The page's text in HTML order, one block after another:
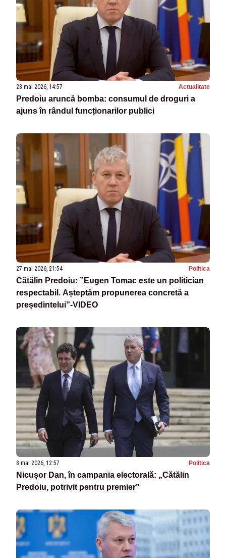
28 mai 2026, 14:57 Actualitate
Predoiu aruncă bomba: consumul de droguri a
ajuns în rândul funcționarilor publici
27 mai 2026, 21:54 Politica
Cătălin Predoiu: ”Eugen Tomac este un politician
respectabil. Așteptăm propunerea concretă a
președintelui”-VIDEO
8 mai 2026, 12:57 Politica
Nicușor Dan, în campania electorală: „Cătălin
Predoiu, potrivit pentru premier”